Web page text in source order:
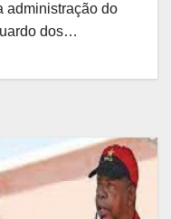
administração do
dos…